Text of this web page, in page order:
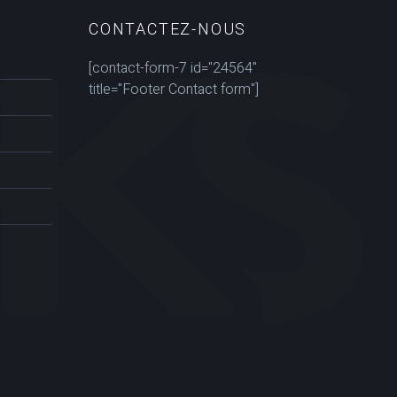
CONTACTEZ-NOUS
[contact-form-7 id="24564"
title="Footer Contact form"]